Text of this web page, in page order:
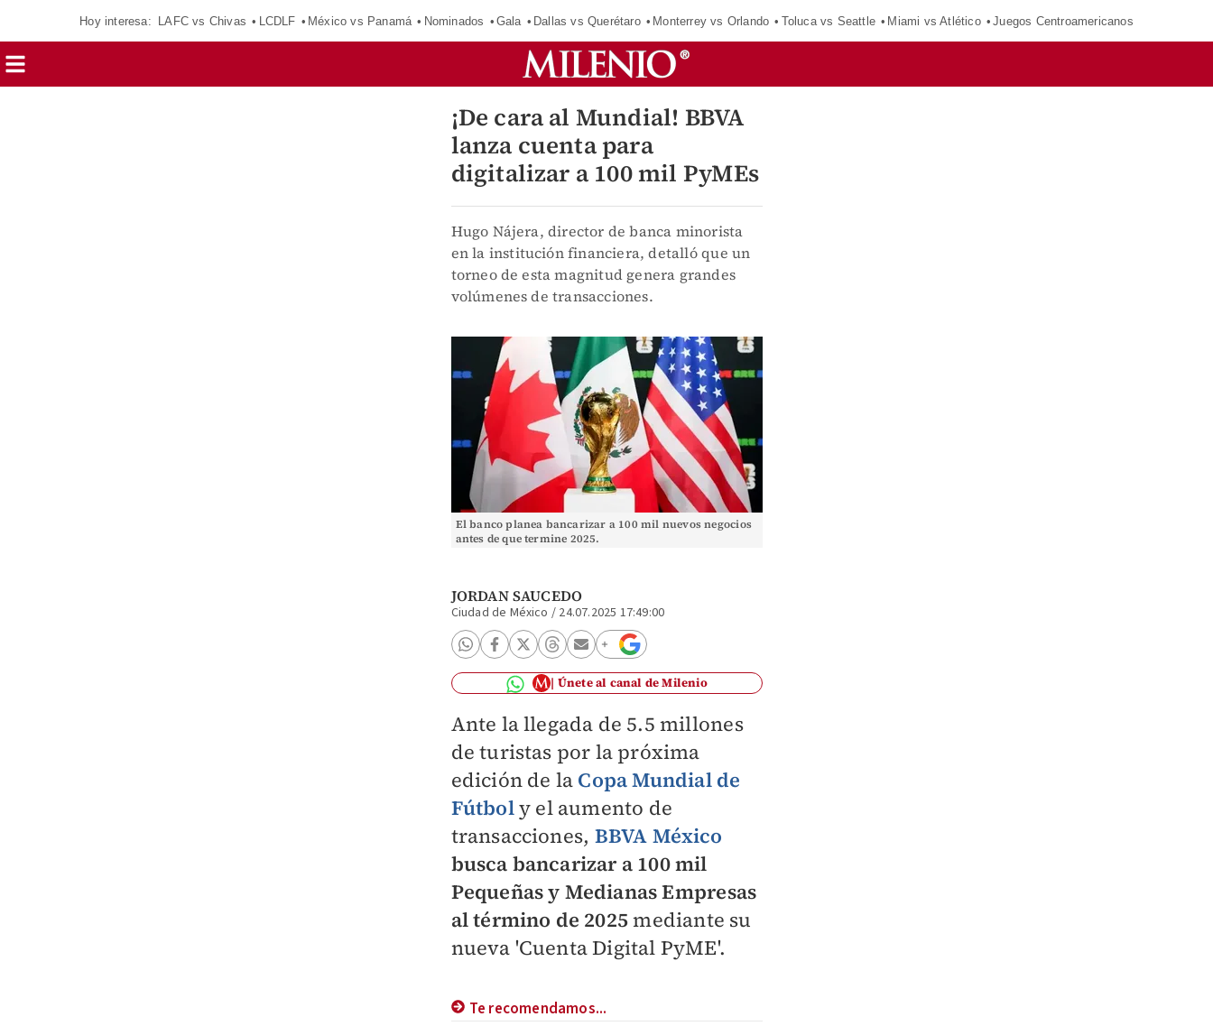
Hoy interesa: LAFC vs Chivas LCDLF México vs Panamá Nominados Gala Dallas vs Querétaro Monterrey vs Orlando Toluca vs Seattle Miami vs Atlético Juegos Centroamericanos
¡De cara al Mundial! BBVA
lanza cuenta para
digitalizar a 100 mil PyMEs
Hugo Nájera, director de banca minorista
en la institución financiera, detalló que un
torneo de esta magnitud genera grandes
volúmenes de transacciones.
El banco planea bancarizar a 100 mil nuevos negocios
antes de que termine 2025.
JORDAN SAUCEDO
Ciudad de México / 24.07.2025 17:49:00
Únete al canal de Milenio
Ante la llegada de 5.5 millones
de turistas por la próxima
edición de la Copa Mundial de
Fútboly el aumento de
transacciones, BBVA México
busca bancarizar a 100 mil
Pequeñas y Medianas Empresas
al término de 2025mediante su
nueva 'Cuenta Digital PyME'.
Te recomendamos...